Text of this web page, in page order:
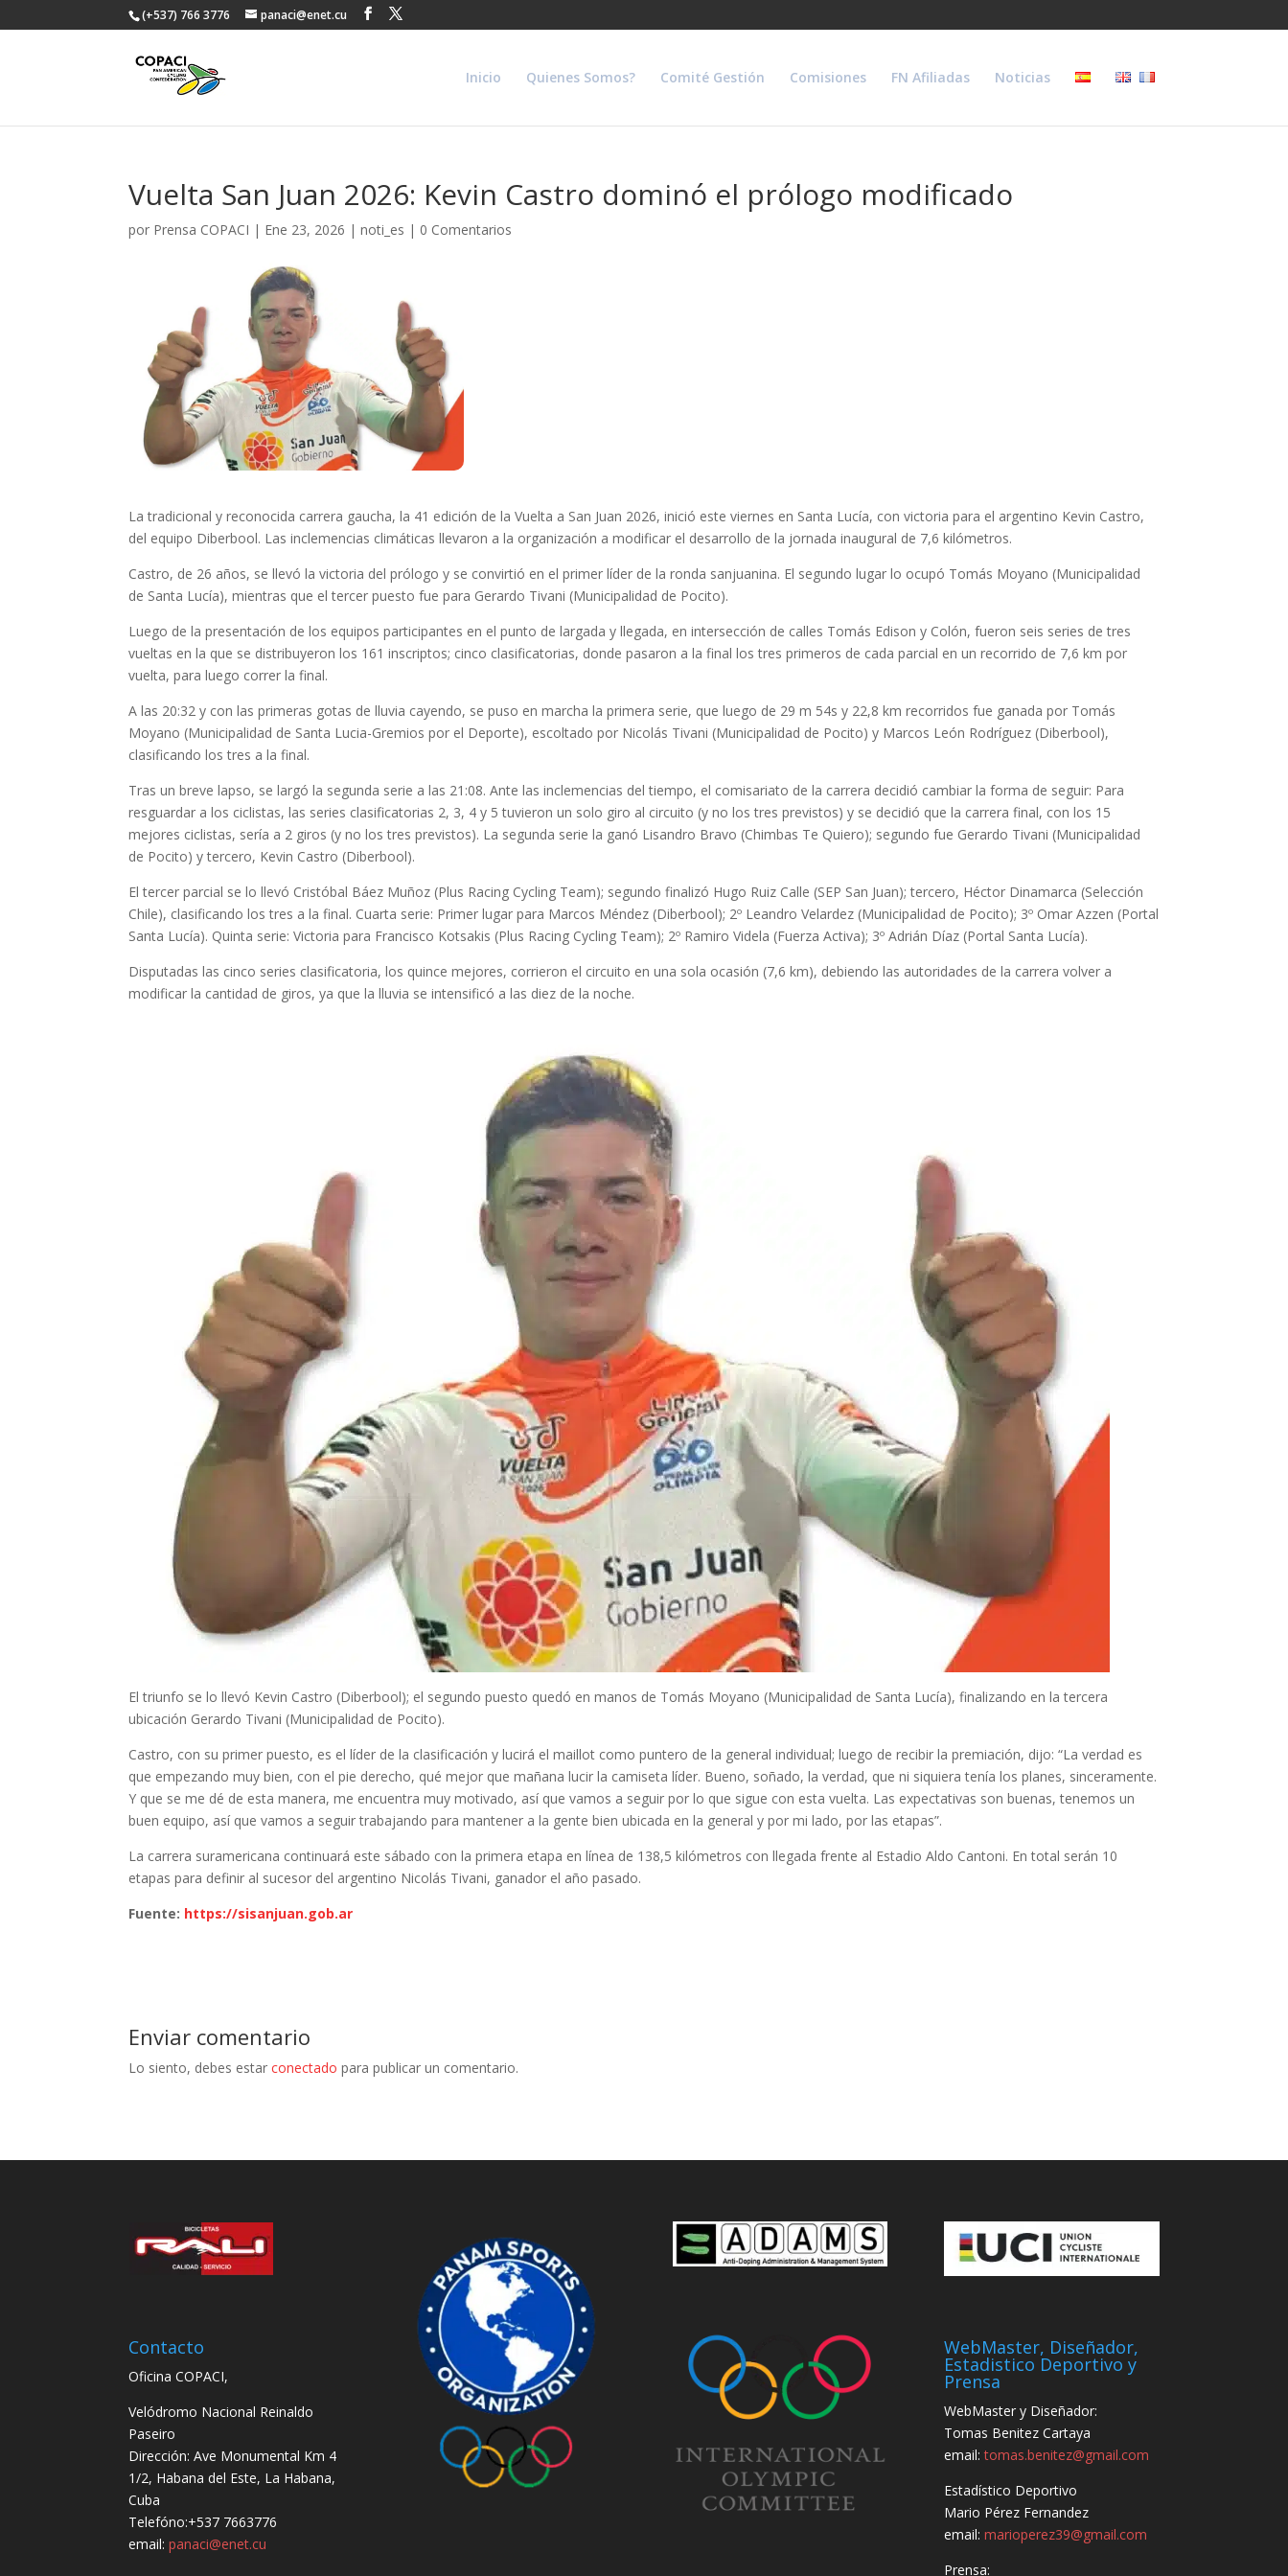
(+537) 766 3776 panaci@enet.cu
Inicio Quienes Somos? Comité Gestión Comisiones FN Afiliadas Noticias
Vuelta San Juan 2026: Kevin Castro dominó el prólogo modificado
por Prensa COPACI | Ene 23, 2026 |noti_es | 0 Comentarios
La tradicional y reconocida carrera gaucha, la 41 edición de la Vuelta a San Juan 2026, inició este viernes en Santa Lucía, con victoria para el argentino Kevin Castro,
del equipo Diberbool. Las inclemencias climáticas llevaron a la organización a modificar el desarrollo de la jornada inaugural de 7,6 kilómetros.
Castro, de 26 años, se llevó la victoria del prólogo y se convirtió en el primer líder de la ronda sanjuanina. El segundo lugar lo ocupó Tomás Moyano (Municipalidad
de Santa Lucía), mientras que el tercer puesto fue para Gerardo Tivani (Municipalidad de Pocito).
Luego de la presentación de los equipos participantes en el punto de largada y llegada, en intersección de calles Tomás Edison y Colón, fueron seis series de tres
vueltas en la que se distribuyeron los 161 inscriptos; cinco clasificatorias, donde pasaron a la final los tres primeros de cada parcial en un recorrido de 7,6 km por
vuelta, para luego correr la final.
A las 20:32 y con las primeras gotas de lluvia cayendo, se puso en marcha la primera serie, que luego de 29 m 54s y 22,8 km recorridos fue ganada por Tomás
Moyano (Municipalidad de Santa Lucia-Gremios por el Deporte), escoltado por Nicolás Tivani (Municipalidad de Pocito) y Marcos León Rodríguez (Diberbool),
clasificando los tres a la final.
Tras un breve lapso, se largó la segunda serie a las 21:08. Ante las inclemencias del tiempo, el comisariato de la carrera decidió cambiar la forma de seguir: Para
resguardar a los ciclistas, las series clasificatorias 2, 3, 4 y 5 tuvieron un solo giro al circuito (y no los tres previstos) y se decidió que la carrera final, con los 15
mejores ciclistas, sería a 2 giros (y no los tres previstos). La segunda serie la ganó Lisandro Bravo (Chimbas Te Quiero); segundo fue Gerardo Tivani (Municipalidad
de Pocito) y tercero, Kevin Castro (Diberbool).
El tercer parcial se lo llevó Cristóbal Báez Muñoz (Plus Racing Cycling Team); segundo finalizó Hugo Ruiz Calle (SEP San Juan); tercero, Héctor Dinamarca (Selección
Chile), clasificando los tres a la final. Cuarta serie: Primer lugar para Marcos Méndez (Diberbool); 2º Leandro Velardez (Municipalidad de Pocito); 3º Omar Azzen (Portal
Santa Lucía). Quinta serie: Victoria para Francisco Kotsakis (Plus Racing Cycling Team); 2º Ramiro Videla (Fuerza Activa); 3º Adrián Díaz (Portal Santa Lucía).
Disputadas las cinco series clasificatoria, los quince mejores, corrieron el circuito en una sola ocasión (7,6 km), debiendo las autoridades de la carrera volver a
modificar la cantidad de giros, ya que la lluvia se intensificó a las diez de la noche.
El triunfo se lo llevó Kevin Castro (Diberbool); el segundo puesto quedó en manos de Tomás Moyano (Municipalidad de Santa Lucía), finalizando en la tercera
ubicación Gerardo Tivani (Municipalidad de Pocito).
Castro, con su primer puesto, es el líder de la clasificación y lucirá el maillot como puntero de la general individual; luego de recibir la premiación, dijo: “La verdad es
que empezando muy bien, con el pie derecho, qué mejor que mañana lucir la camiseta líder. Bueno, soñado, la verdad, que ni siquiera tenía los planes, sinceramente.
Y que se me dé de esta manera, me encuentra muy motivado, así que vamos a seguir por lo que sigue con esta vuelta. Las expectativas son buenas, tenemos un
buen equipo, así que vamos a seguir trabajando para mantener a la gente bien ubicada en la general y por mi lado, por las etapas”.
La carrera suramericana continuará este sábado con la primera etapa en línea de 138,5 kilómetros con llegada frente al Estadio Aldo Cantoni. En total serán 10
etapas para definir al sucesor del argentino Nicolás Tivani, ganador el año pasado.
Fuente: https://sisanjuan.gob.ar
Enviar comentario
Lo siento, debes estarconectado para publicar un comentario.
Contacto
Oficina COPACI,
Velódromo Nacional Reinaldo
Paseiro
Dirección: Ave Monumental Km 4
1/2, Habana del Este, La Habana,
Cuba
Telefóno:+537 7663776
email:panaci@enet.cu
WebMaster, Diseñador,
Estadistico Deportivo y
Prensa
WebMaster y Diseñador:
Tomas Benitez Cartaya
email:tomas.benitez@gmail.com
Estadístico Deportivo
Mario Pérez Fernandez
email:marioperez39@gmail.com
Prensa: